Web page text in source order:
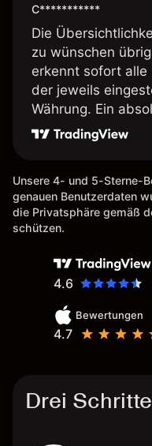
C***********
Die
zu wünschen
erkennt sofort alle
der jeweils
Währung. Ein
Pluspunkt an
Unsere 4- und 5-Sterne-
genauen Benutzerdaten
die Privatsphäre gemäß
schützen.
4.6
Bewertungen
4.7
Drei